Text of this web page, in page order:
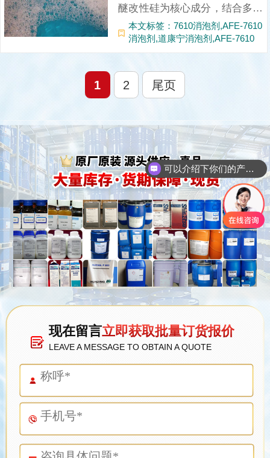
醚改性硅为核心成分，结合多种
表面活性剂和添加剂，展现出理
想、快速且持久的消泡和抑泡性
域中不可或缺的泡沫控制剂之
一。无论是应对复杂多变的工艺
本文标签：7610消泡剂,AFE-7610
消泡剂,道康宁消泡剂,AFE-7610
1 2 尾页
现在留言立即获取批量订货报价
LEAVE A MESSAGE TO OBTAIN A QUOTE
可以介绍下你们的产品么